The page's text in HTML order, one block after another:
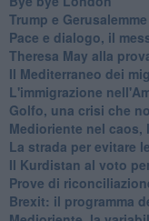
Trump e
Pace e dialogo, il
Theresa May alla
Il Mediterraneo dei
L'immigrazione
Golfo, una crisi che
Medioriente nel
La strada per evitare
Il Kurdistan al voto
Prove di
Brexit: il programma